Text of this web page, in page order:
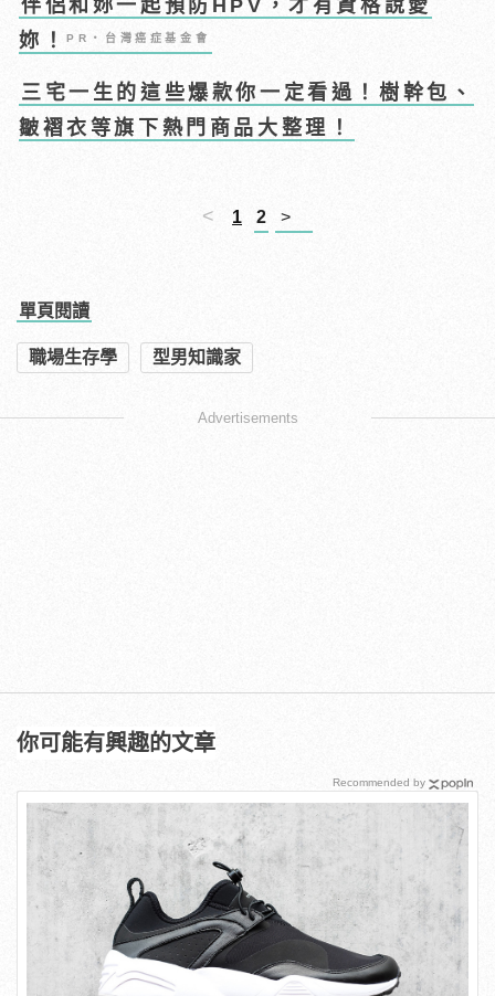
伴侶和妳一起預防HPV，才有資格說愛
妳！PR・台灣癌症基金會
三宅一生的這些爆款你一定看過！樹幹包、
皺褶衣等旗下熱門商品大整理！
< 1 2 >
單頁閱讀
職場生存學 型男知識家
Advertisements
你可能有興趣的文章
Recommended by